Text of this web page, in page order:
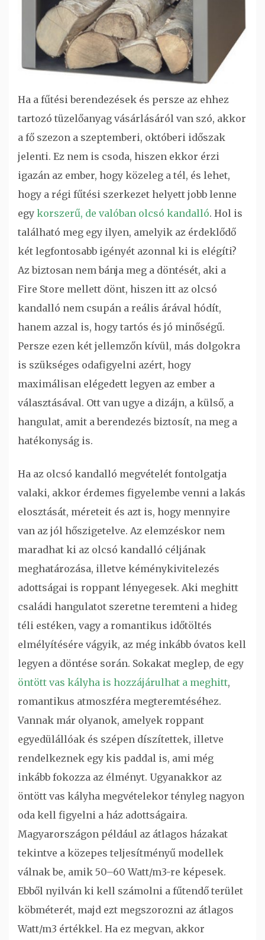
Ha a fűtési berendezések és persze az ehhez
tartozó tüzelőanyag vásárlásáról van szó, akkor
a fő szezon a szeptemberi, októberi időszak
jelenti. Ez nem is csoda, hiszen ekkor érzi
igazán az ember, hogy közeleg a tél, és lehet,
hogy a régi fűtési szerkezet helyett jobb lenne
egy korszerű, de valóban olcsó kandalló. Hol is
található meg egy ilyen, amelyik az érdeklődő
két legfontosabb igényét azonnal ki is elégíti?
Az biztosan nem bánja meg a döntését, aki a
Fire Store mellett dönt, hiszen itt az olcsó
kandalló nem csupán a reális árával hódít,
hanem azzal is, hogy tartós és jó minőségű.
Persze ezen két jellemzőn kívül, más dolgokra
is szükséges odafigyelni azért, hogy
maximálisan elégedett legyen az ember a
választásával. Ott van ugye a dizájn, a külső, a
hangulat, amit a berendezés biztosít, na meg a
hatékonyság is.
Ha az olcsó kandalló megvételét fontolgatja
valaki, akkor érdemes figyelembe venni a lakás
elosztását, méreteit és azt is, hogy mennyire
van az jól hőszigetelve. Az elemzéskor nem
maradhat ki az olcsó kandalló céljának
meghatározása, illetve kéménykivitelezés
adottságai is roppant lényegesek. Aki meghitt
családi hangulatot szeretne teremteni a hideg
téli estéken, vagy a romantikus időtöltés
elmélyítésére vágyik, az még inkább óvatos kell
legyen a döntése során. Sokakat meglep, de egy
öntött vas kályha is hozzájárulhat a meghitt,
romantikus atmoszféra megteremtéséhez.
Vannak már olyanok, amelyek roppant
egyedülállóak és szépen díszítettek, illetve
rendelkeznek egy kis paddal is, ami még
inkább fokozza az élményt. Ugyanakkor az
öntött vas kályha megvételekor tényleg nagyon
oda kell figyelni a ház adottságaira.
Magyarországon például az átlagos házakat
tekintve a közepes teljesítményű modellek
válnak be, amik 50–60 Watt/m3-re képesek.
Ebből nyilván ki kell számolni a fűtendő terület
köbméterét, majd ezt megszorozni az átlagos
Watt/m3 értékkel. Ha ez megvan, akkor